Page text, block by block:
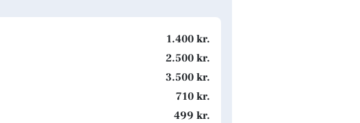
1.400 kr.
2.500 kr.
3.500 kr.
710 kr.
499 kr.